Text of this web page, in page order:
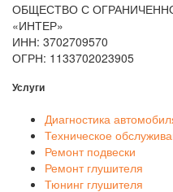
ОБЩЕСТВО С
«ИНТЕР»
ИНН: 3702709570
ОГРН: 1133702023905
Услуги
Диагностика
Техническое
Ремонт подвески
Ремонт глушителя
Тюнинг глушителя